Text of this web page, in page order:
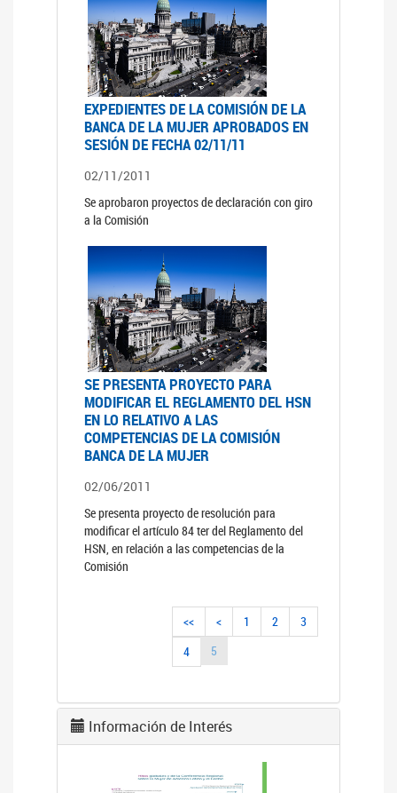
EXPEDIENTES DE LA COMISIÓN DE LA
BANCA DE LA MUJER APROBADOS EN
SESIÓN DE FECHA 02/11/11
02/11/2011
Se aprobaron proyectos de declaración con giro
a la Comisión
SE PRESENTA PROYECTO PARA
MODIFICAR EL REGLAMENTO DEL HSN
EN LO RELATIVO A LAS
COMPETENCIAS DE LA COMISIÓN
BANCA DE LA MUJER
02/06/2011
Se presenta proyecto de resolución para
modificar el artículo 84 ter del Reglamento del
HSN, en relación a las competencias de la
Comisión
<< < 1 2
3
4
5
Información de Interés